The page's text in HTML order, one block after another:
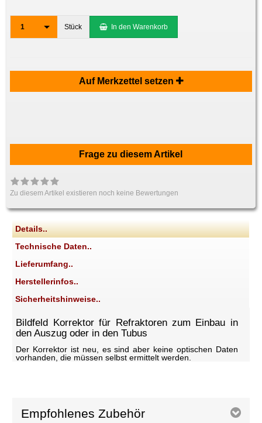
1 Stück In den Warenkorb
Auf Merkzettel setzen
Frage zu diesem Artikel
Zu diesem Artikel existieren noch keine Bewertungen
Details..
Technische Daten..
Lieferumfang..
Herstellerinfos..
Sicherheitshinweise..
Bildfeld Korrektor für Refraktoren zum Einbau in
den Auszug oder in den Tubus
Der Korrektor ist neu, es sind aber keine optischen Daten
vorhanden, die müssen selbst ermittelt werden.
Empfohlenes Zubehör